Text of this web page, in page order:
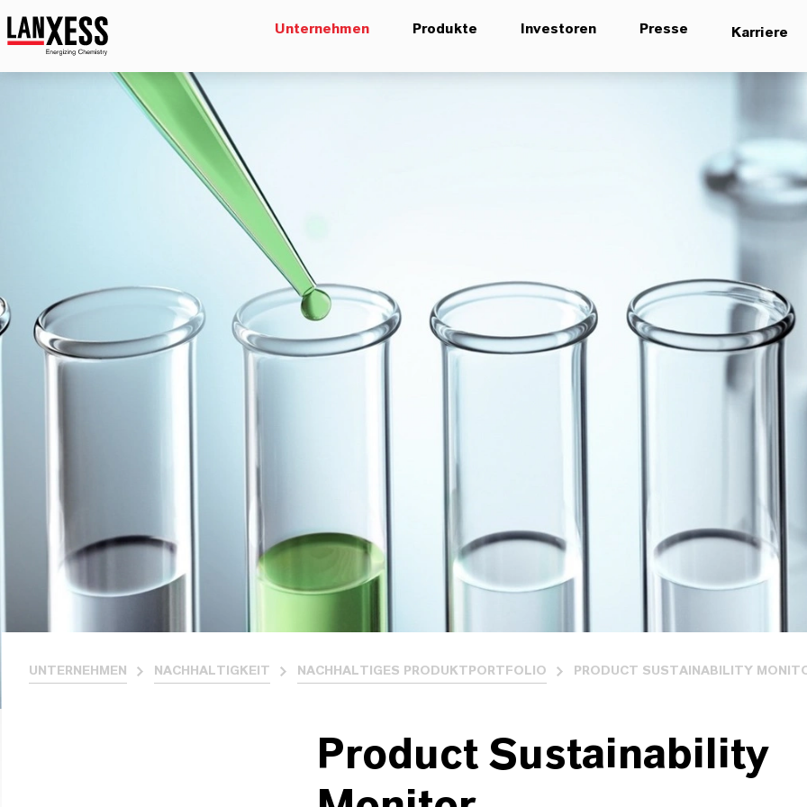
Unternehmen Produkte Investoren Presse Karriere
UNTERNEHMEN NACHHALTIGKEIT NACHHALTIGES PRODUKTPORTFOLIO PRODUCT SUSTAINABILITY
Product Sustainability